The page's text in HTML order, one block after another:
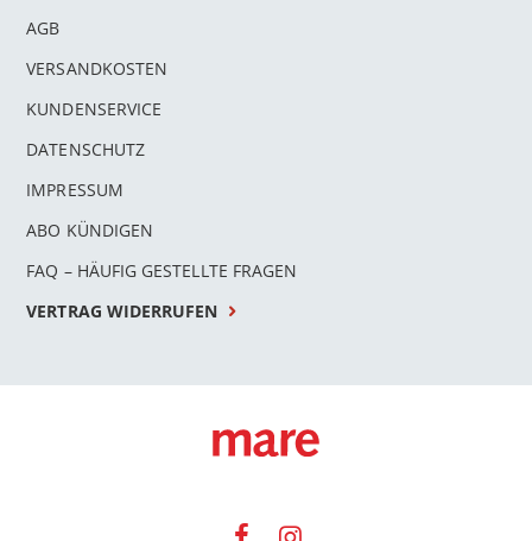
AGB
VERSANDKOSTEN
KUNDENSERVICE
DATENSCHUTZ
IMPRESSUM
ABO KÜNDIGEN
FAQ – HÄUFIG GESTELLTE FRAGEN
VERTRAG WIDERRUFEN